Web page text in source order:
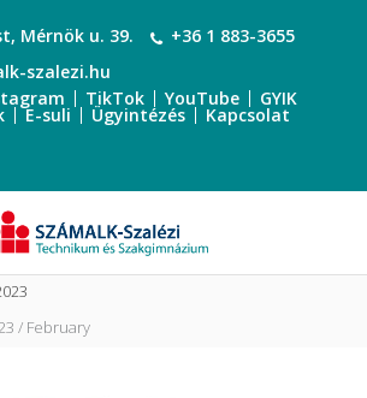
Mérnök u. 39.
+36 1 883-3655
szalezi.hu
TikTok YouTube GYIK
E-suli Ügyintézés Kapcsolat
February